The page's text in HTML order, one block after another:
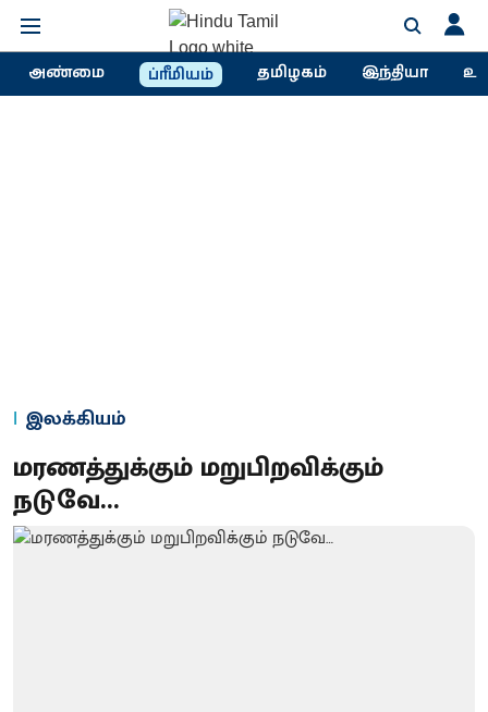
அண்மை ப்ரீமியம் தமிழகம் இந்தியா
இலக்கியம்
மரணத்துக்கும் மறுபிறவிக்கும்
நடுவே…